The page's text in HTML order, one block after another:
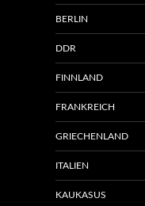
BERLIN
DDR
FINNLAND
FRANKREICH
GRIECHENLAND
ITALIEN
KAUKASUS